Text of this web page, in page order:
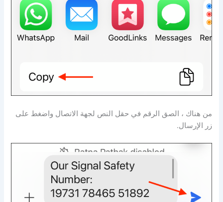
من هناك ، الصق الرقم في حقل النص لجهة الاتصال واضغط على
زر الإرسال.